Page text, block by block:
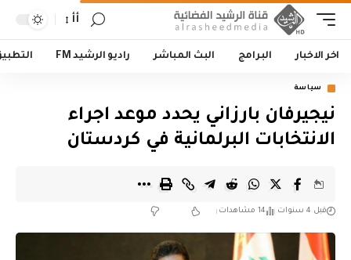
أأ
اخر الاخبار البرامج البث المباشر راديو الرشيد FM
سياسة
نيجيرفان بارزاني يحدد موعد اجراء
الانتخابات البرلمانية في كردستان
قبل 4 سنوات 14 مشاهدات